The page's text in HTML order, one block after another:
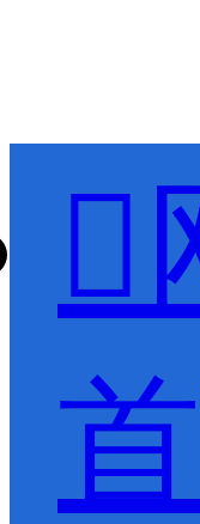
